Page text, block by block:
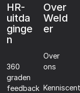
HR-
uitda
ginge
n
360
graden
feedback
Over
Weld
er
Over
ons